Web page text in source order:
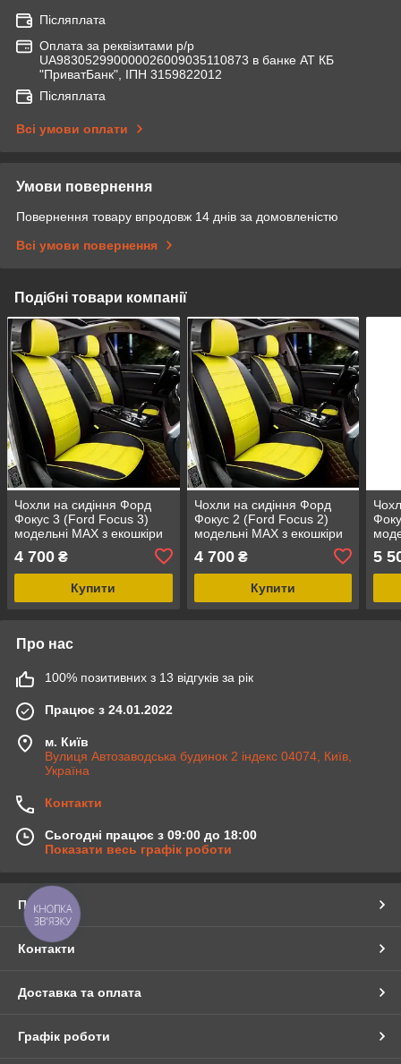
Післяплата
Оплата за реквізитами р/р
UA983052990000026009035110873 в банке АТ КБ
"ПриватБанк", ІПН 3159822012
Післяплата
Всі умови оплати
Умови повернення
Повернення товару впродовж 14 днів за домовленістю
Всі умови повернення
Подібні товари компанії
Чохли на сидіння Форд
Фокус 3 (Ford Focus 3)
модельні MAX з екошкіри
4 700 ₴
Купити
Чохли на сидіння Форд
Фокус 2 (Ford Focus 2)
модельні MAX з екошкіри
4 700₴
Купити
5
Про нас
100% позитивних з 13 відгуків за рік
Працює з 24.01.2022
м. Київ
Вулиця Автозаводська будинок 2 індекс 04074, Київ,
Україна
Контакти
Сьогодні працює з 09:00 до 18:00
Показати весь графік роботи
Про нас
Контакти
Доставка та оплата
Графік роботи
КНОПКА
ЗВ'ЯЗКУ